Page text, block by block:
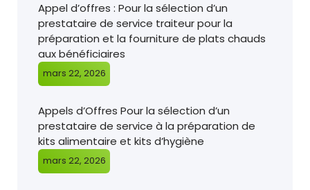
Appel d’offres : Pour la sélection d’un
prestataire de service traiteur pour la
préparation et la fourniture de plats chauds
aux bénéficiaires
mars 22, 2026
Appels d’Offres Pour la sélection d’un
prestataire de service à la préparation de
kits alimentaire et kits d’hygiène
mars 22, 2026